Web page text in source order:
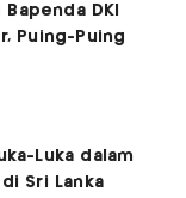
DKI
Puing-Puing
Luka dalam
Sri Lanka